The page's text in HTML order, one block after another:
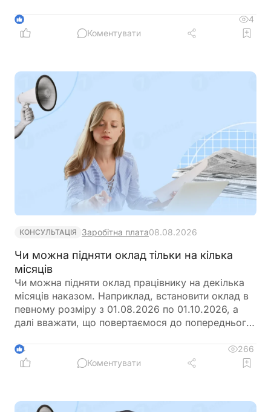
документи, перевірити банківські рахунки,
кредити, заощадження та оформити необхідні
1
4
Коментувати
КОНСУЛЬТАЦІЯ Заробітна плата08.08.2026
Чи можна підняти оклад тільки на кілька
місяців
Чи можна підняти оклад працівнику на декілька
місяців наказом. Наприклад, встановити оклад в
певному розміру з 01.08.2026 по 01.10.2026, а
далі вважати, що повертаємося до попереднього
4
266
Коментувати